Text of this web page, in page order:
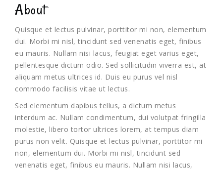
About
Quisque et lectus pulvinar, porttitor mi non, elementum
dui. Morbi mi nisl, tincidunt sed venenatis eget, finibus
eu mauris. Nullam nisi lacus, feugiat eget varius eget,
pellentesque dictum odio. Sed sollicitudin viverra est, at
aliquam metus ultrices id. Duis eu purus vel nisl
commodo facilisis vitae ut lectus.
Sed elementum dapibus tellus, a dictum metus
interdum ac. Nullam condimentum, dui volutpat fringilla
molestie, libero tortor ultrices lorem, at tempus diam
purus non velit. Quisque et lectus pulvinar, porttitor mi
non, elementum dui. Morbi mi nisl, tincidunt sed
venenatis eget, finibus eu mauris. Nullam nisi lacus,